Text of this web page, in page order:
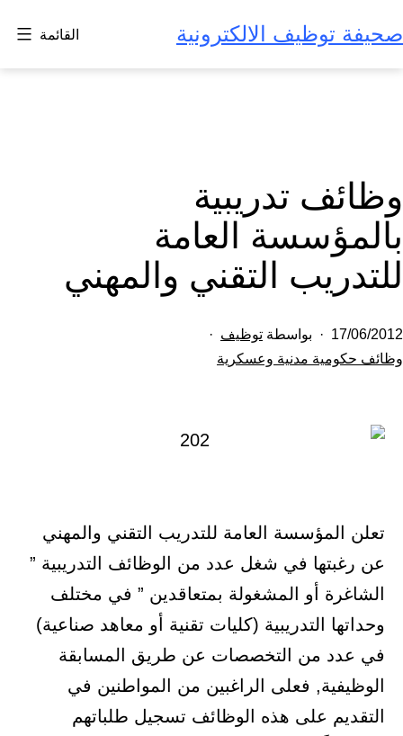
إلى
المحتوى
صحيفة توظيف الالكترونية القائمة
وظائف تدريبية
بالمؤسسة العامة
للتدريب التقني والمهني
تم
النشر
17/06/2012 بواسطة توظيف
مصنف
وظائف حكومية مدنية وعسكرية
تعلن المؤسسة العامة للتدريب التقني والمهني
عن رغبتها في شغل عدد من الوظائف التدريبية ”
الشاغرة أو المشغولة بمتعاقدين ” في مختلف
وحداتها التدريبية (كليات تقنية أو معاهد صناعية)
في عدد من التخصصات عن طريق المسابقة
الوظيفية, فعلى الراغبين من المواطنين في
التقديم على هذه الوظائف تسجيل طلباتهم